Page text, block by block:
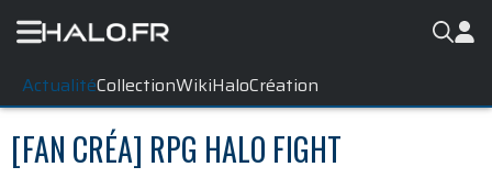
ActualitéCollectionWikiHaloCréation
[FAN CRÉA] RPG HALO FIGHT